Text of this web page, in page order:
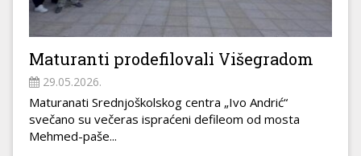
Maturanti prodefilovali Višegradom
29.05.2026.
Maturanati Srednjoškolskog centra „Ivo Andrić“
svečano su večeras ispraćeni defileom od mosta
Mehmed-paše...